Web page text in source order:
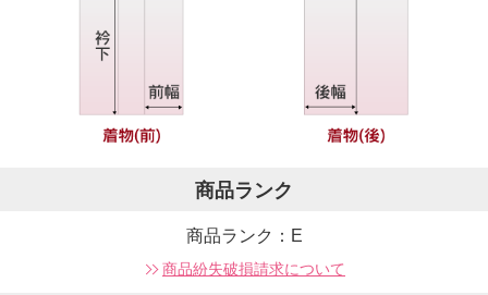
商品ランク
商品ランク：E
商品紛失破損請求について